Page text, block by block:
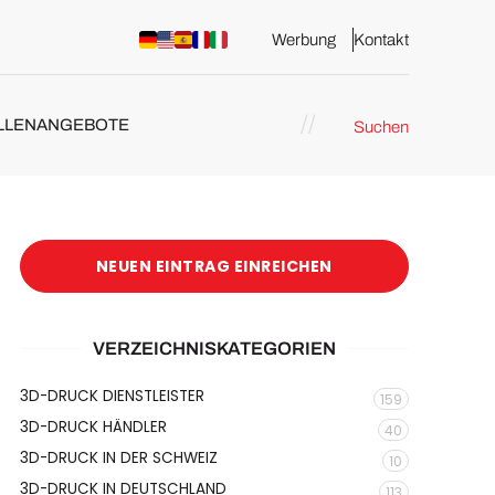
Werbung Kontakt
Suchen
NEUEN EINTRAG EINREICHEN
VERZEICHNISKATEGORIEN
3D-DRUCK DIENSTLEISTER 159
3D-DRUCK HÄNDLER 40
3D-DRUCK IN DER SCHWEIZ 10
3D-DRUCK IN DEUTSCHLAND